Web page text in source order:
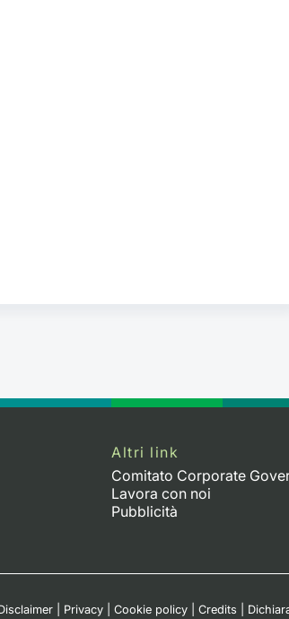
Altri link
Comitato Corporate
Lavora con noi
Pubblicità
Privacy Cookie policy Credits